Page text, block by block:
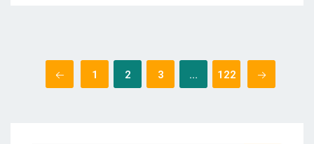
Posts
1 2 3 … 122